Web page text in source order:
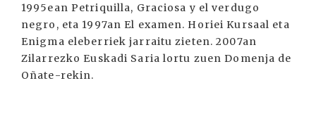
1995ean Petriquilla, Graciosa y el verdugo
negro, eta 1997an El examen. Horiei Kursaal eta
Enigma eleberriek jarraitu zieten. 2007an
Zilarrezko Euskadi Saria lortu zuen Domenja de
Oñate-rekin.